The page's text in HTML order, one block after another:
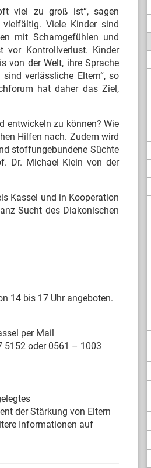
viel zu groß ist“, sagen
Viele Kinder sind
mit Schamgefühlen und
vor Kontrollverlust. Kinder
von der Welt, ihre Sprache
verlässliche Eltern“, so
hat daher das Ziel,
entwickeln zu können? Wie
Hilfen nach. Zudem wird
stoffungebundene Süchte
Dr. Michael Klein von der
Kassel und in Kooperation
Sucht des Diakonischen
14 bis 17 Uhr angeboten.
per Mail
5152 oder 0561 – 1003
der Stärkung von Eltern
Informationen auf